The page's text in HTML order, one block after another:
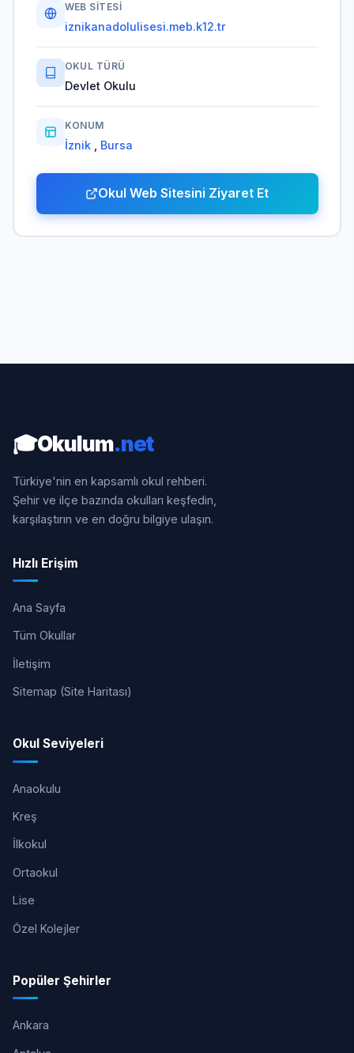
WEB SITESI
iznikanadolulisesi.meb.k12.tr
OKUL TÜRÜ
Devlet Okulu
KONUM
İznik Bursa
Okul Web Sitesini Ziyaret Et
🎓Okulum.net
Türkiye'nin en kapsamlı okul rehberi.
Şehir ve ilçe bazında okulları keşfedin,
karşılaştırın ve en doğru bilgiye ulaşın.
Hızlı Erişim
Ana Sayfa
Tüm Okullar
İletişim
Sitemap (Site Haritası)
Okul Seviyeleri
Anaokulu
Kreş
İlkokul
Ortaokul
Lise
Özel Kolejler
Popüler Şehirler
Ankara